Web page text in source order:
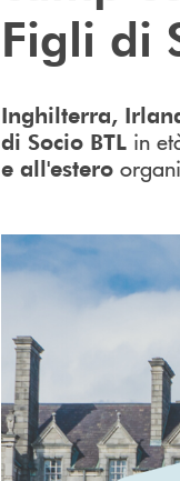
Figli di
Inghilterra,
di Socio BTL in
e all'estero